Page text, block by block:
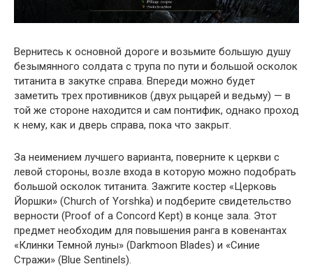
Вернитесь к основной дороге и возьмите большую душу
безымянного солдата с трупа по пути и большой осколок
титанита в закутке справа. Впереди можно будет
заметить трех противников (двух рыцарей и ведьму) — в
той же стороне находится и сам понтифик, однако проход
к нему, как и дверь справа, пока что закрыт.
За неимением лучшего варианта, поверните к церкви с
левой стороны, возле входа в которую можно подобрать
большой осколок титанита. Зажгите костер «Церковь
Йоршки» (Church of Yorshka) и подберите свидетельство
верности (Proof of a Concord Kept) в конце зала. Этот
предмет необходим для повышения ранга в ковенантах
«Клинки Темной луны» (Darkmoon Blades) и «Синие
Стражи» (Blue Sentinels).